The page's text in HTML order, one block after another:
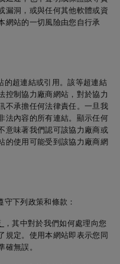
漏洞，或與任何其他軟體或資
網站的一切風險由您自行承
的超連結或引用。該等超連結
控制協力廠商網站，對於協力
不承擔任何法律責任。一旦我
法內容的所有連結。顯示任何
意味著我們認可該協力廠商或
的使用可能受到該協力廠商網
下列政策和條款：
，其中對於我們如何處理向您
規定。使用本網站即表示您同
確無誤。